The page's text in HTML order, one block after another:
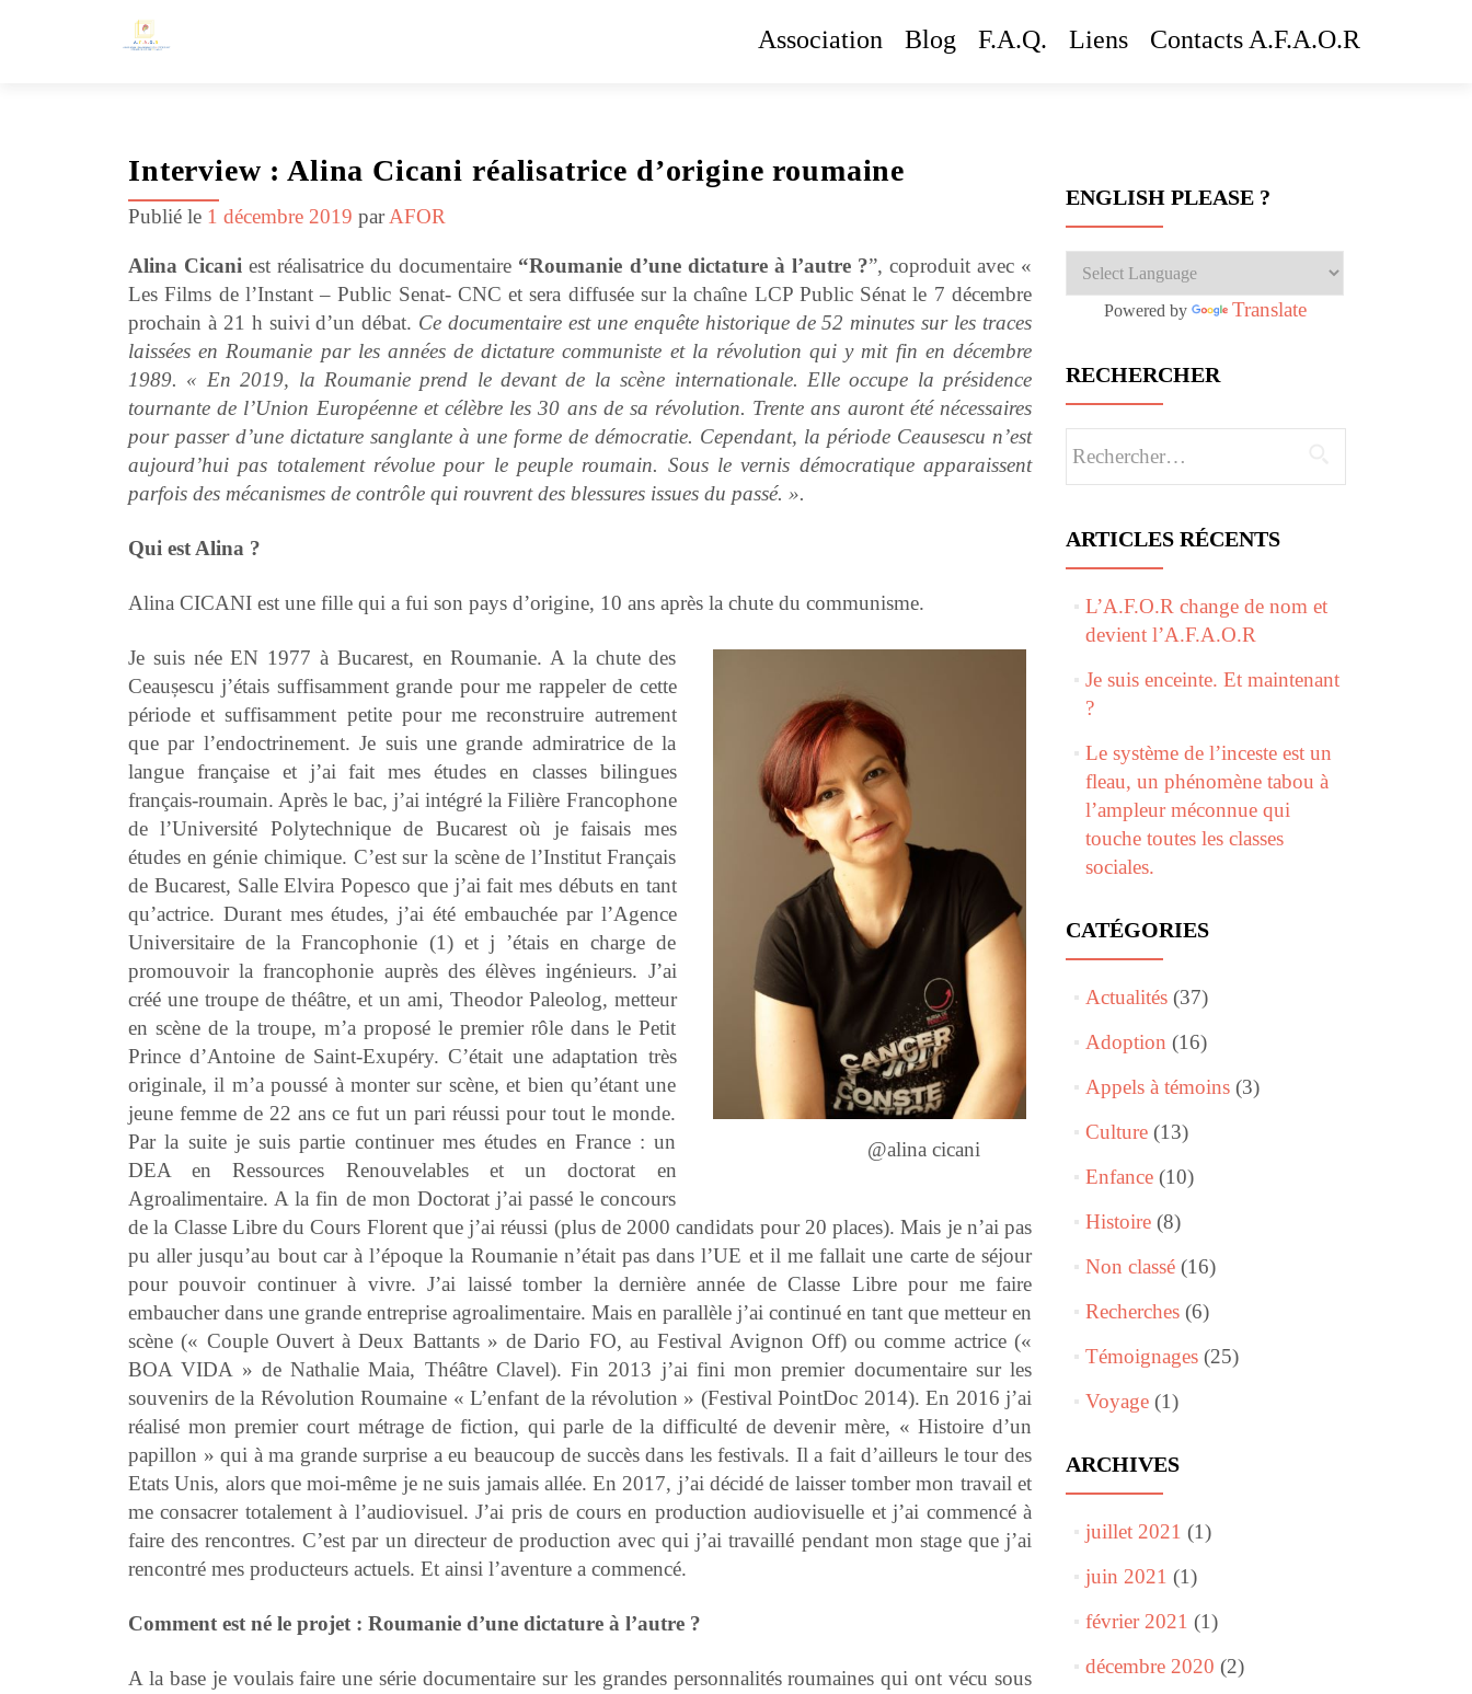
Association Blog F.A.Q. Liens Contacts A.F.A.O.R
Interview : Alina Cicani réalisatrice d’origine roumaine
Publié le 1 décembre 2019 parAFOR
Alina Cicani est réalisatrice du documentaire “Roumanie d’une dictature à l’autre ?”, coproduit avec «
Les Films de l’Instant – Public Senat- CNC et sera diffusée sur la chaîne LCP Public Sénat le 7 décembre
prochain à 21 h suivi d’un débat. Ce documentaire est une enquête historique de 52 minutes sur les traces
laissées en Roumanie par les années de dictature communiste et la révolution qui y mit fin en décembre
1989. « En 2019, la Roumanie prend le devant de la scène internationale. Elle occupe la présidence
tournante de l’Union Européenne et célèbre les 30 ans de sa révolution. Trente ans auront été nécessaires
pour passer d’une dictature sanglante à une forme de démocratie. Cependant, la période Ceausescu n’est
aujourd’hui pas totalement révolue pour le peuple roumain. Sous le vernis démocratique apparaissent
parfois des mécanismes de contrôle qui rouvrent des blessures issues du passé. ».
Qui est Alina ?
Alina CICANI est une fille qui a fui son pays d’origine, 10 ans après la chute du communisme.
@alina cicani
Je suis née EN 1977 à Bucarest, en Roumanie. A la chute des
Ceaușescu j’étais suffisamment grande pour me rappeler de cette
période et suffisamment petite pour me reconstruire autrement
que par l’endoctrinement. Je suis une grande admiratrice de la
langue française et j’ai fait mes études en classes bilingues
français-roumain. Après le bac, j’ai intégré la Filière Francophone
de l’Université Polytechnique de Bucarest où je faisais mes
études en génie chimique. C’est sur la scène de l’Institut Français
de Bucarest, Salle Elvira Popesco que j’ai fait mes débuts en tant
qu’actrice. Durant mes études, j’ai été embauchée par l’Agence
Universitaire de la Francophonie (1) et j ’étais en charge de
promouvoir la francophonie auprès des élèves ingénieurs. J’ai
créé une troupe de théâtre, et un ami, Theodor Paleolog, metteur
en scène de la troupe, m’a proposé le premier rôle dans le Petit
Prince d’Antoine de Saint-Exupéry. C’était une adaptation très
originale, il m’a poussé à monter sur scène, et bien qu’étant une
jeune femme de 22 ans ce fut un pari réussi pour tout le monde.
Par la suite je suis partie continuer mes études en France : un
DEA en Ressources Renouvelables et un doctorat en
Agroalimentaire. A la fin de mon Doctorat j’ai passé le concours
de la Classe Libre du Cours Florent que j’ai réussi (plus de 2000 candidats pour 20 places). Mais je n’ai pas
pu aller jusqu’au bout car à l’époque la Roumanie n’était pas dans l’UE et il me fallait une carte de séjour
pour pouvoir continuer à vivre. J’ai laissé tomber la dernière année de Classe Libre pour me faire
embaucher dans une grande entreprise agroalimentaire. Mais en parallèle j’ai continué en tant que metteur en
scène (« Couple Ouvert à Deux Battants » de Dario FO, au Festival Avignon Off) ou comme actrice («
BOA VIDA » de Nathalie Maia, Théâtre Clavel). Fin 2013 j’ai fini mon premier documentaire sur les
souvenirs de la Révolution Roumaine « L’enfant de la révolution » (Festival PointDoc 2014). En 2016 j’ai
réalisé mon premier court métrage de fiction, qui parle de la difficulté de devenir mère, « Histoire d’un
papillon » qui à ma grande surprise a eu beaucoup de succès dans les festivals. Il a fait d’ailleurs le tour des
Etats Unis, alors que moi-même je ne suis jamais allée. En 2017, j’ai décidé de laisser tomber mon travail et
me consacrer totalement à l’audiovisuel. J’ai pris de cours en production audiovisuelle et j’ai commencé à
faire des rencontres. C’est par un directeur de production avec qui j’ai travaillé pendant mon stage que j’ai
rencontré mes producteurs actuels. Et ainsi l’aventure a commencé.
Comment est né le projet : Roumanie d’une dictature à l’autre ?
A la base je voulais faire une série documentaire sur les grandes personnalités roumaines qui ont vécu sous
ENGLISH PLEASE ?
Powered by Translate
RECHERCHER
ARTICLES RÉCENTS
L’A.F.O.R change de nom et
devient l’A.F.A.O.R
Je suis enceinte. Et maintenant
?
Le système de l’inceste est un
fleau, un phénomène tabou à
l’ampleur méconnue qui
touche toutes les classes
sociales.
CATÉGORIES
Actualités(37)
Adoption (16)
Appels à témoins(3)
Culture(13)
Enfance(10)
Histoire(8)
Non classé(16)
Recherches(6)
Témoignages(25)
Voyage(1)
ARCHIVES
juillet 2021 (1)
juin 2021 (1)
février 2021 (1)
décembre 2020 (2)